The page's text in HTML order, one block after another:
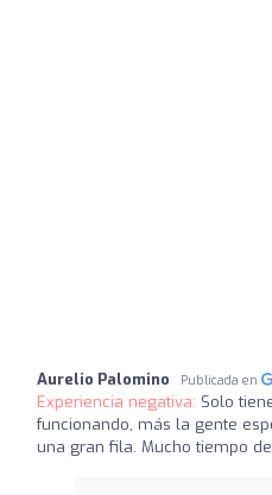
Aurelio Palomino Publicada en
Experiencia negativa: Solo
funcionando, más la gente
una gran fila. Mucho tiempo